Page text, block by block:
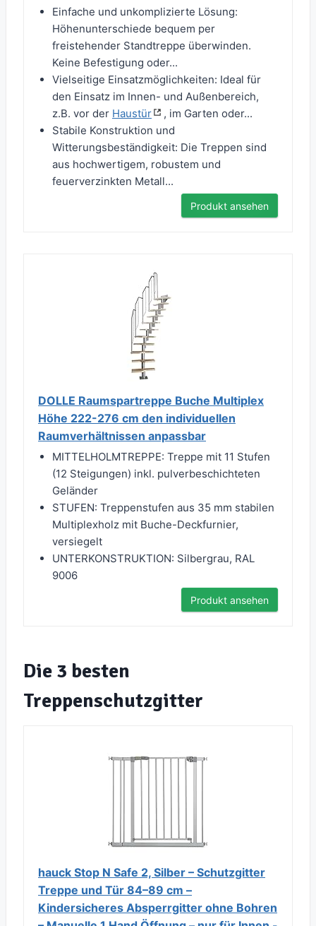
Einfache und unkomplizierte Lösung:
Höhenunterschiede bequem per
freistehender Standtreppe überwinden.
Keine Befestigung oder...
Vielseitige Einsatzmöglichkeiten: Ideal für
den Einsatz im Innen- und Außenbereich,
z.B. vor der Haustür
, im Garten oder...
Stabile Konstruktion und
Witterungsbeständigkeit: Die Treppen sind
aus hochwertigem, robustem und
feuerverzinkten Metall...
Produkt ansehen
DOLLE Raumspartreppe Buche Multiplex
Höhe 222-276 cm den individuellen
Raumverhältnissen anpassbar
MITTELHOLMTREPPE: Treppe mit 11 Stufen
(12 Steigungen) inkl. pulverbeschichteten
Geländer
STUFEN: Treppenstufen aus 35 mm stabilen
Multiplexholz mit Buche-Deckfurnier,
versiegelt
UNTERKONSTRUKTION: Silbergrau, RAL
9006
Produkt ansehen
Die 3 besten
Treppenschutzgitter
hauck Stop N Safe 2, Silber – Schutzgitter
Treppe und Tür 84–89 cm –
Kindersicheres Absperrgitter ohne Bohren